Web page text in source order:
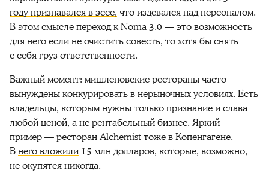
году признавался в эссе,что издевался над персоналом.
В этом смысле переход к Noma 3.0 — это возможность
для него если не очистить совесть, то хотя бы снять
с себя груз ответственности.
Важный момент: мишленовские рестораны часто
вынуждены конкурировать в нерыночных условиях. Есть
владельцы, которым нужны только признание и слава
любой ценой, а не рентабельный бизнес. Яркий
пример — ресторан Alchemist тоже в Копенгагене.
Внего вложили 15 млн долларов, которые, возможно,
не окупятся никогда.